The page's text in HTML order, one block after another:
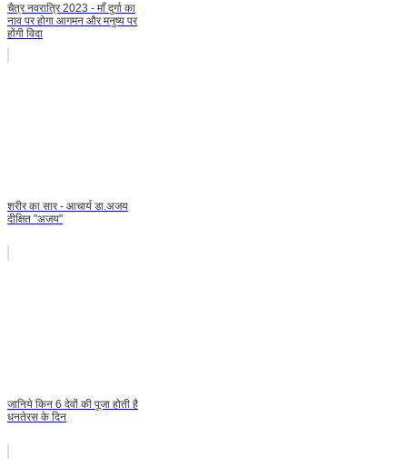
चैत्र नवरात्रि 2023 - माँ दुर्गा का
नाव पर होगा आगमन और मनुष्य पर
होंगी विदा
शरीर का सार - आचार्य डा.अजय
दीक्षित "अजय"
जानिये किन 6 देवों की पूजा होती है
धनतेरस के दिन